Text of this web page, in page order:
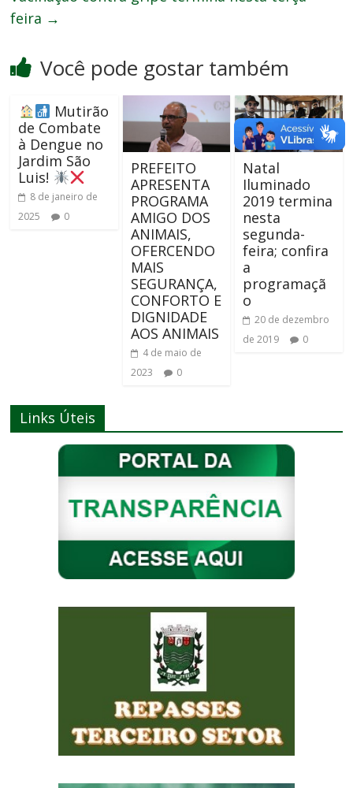
feira →
Você pode gostar também
Mutirão
de Combate
à Dengue no
Jardim São
Luis!
8 de janeiro de
2025
0
PREFEITO
APRESENTA
PROGRAMA
AMIGO DOS
ANIMAIS,
OFERCENDO
MAIS
SEGURANÇA,
CONFORTO E
DIGNIDADE
AOS ANIMAIS
4 de maio de
2023
0
Natal
Iluminado
2019 termina
nesta
segunda-
feira; confira
a
programaçã
o
20 de dezembro
de 2019
0
Links Úteis